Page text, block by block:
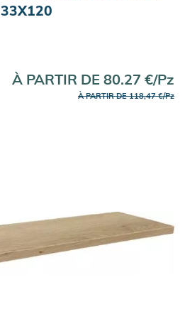
33X120
À PARTIR DE 80.27 €/Pz
À PARTIR DE 118,47 €/Pz